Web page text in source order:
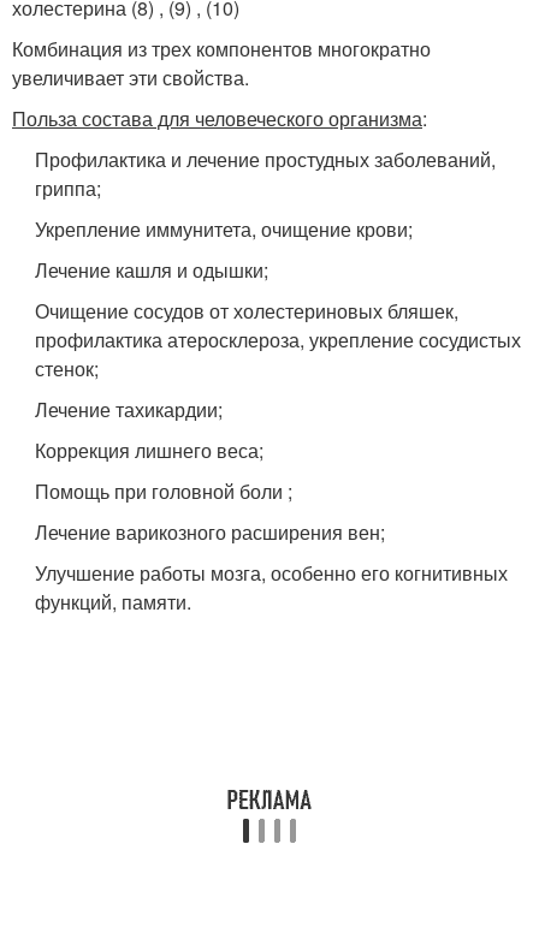
холестерина (8) , (9) , (10)
Комбинация из трех компонентов многократно
увеличивает эти свойства.
Польза состава для человеческого организма:
Профилактика и лечение простудных заболеваний,
гриппа;
Укрепление иммунитета, очищение крови;
Лечение кашля и одышки;
Очищение сосудов от холестериновых бляшек,
профилактика атеросклероза, укрепление сосудистых
стенок;
Лечение тахикардии;
Коррекция лишнего веса;
Помощь при головной боли ;
Лечение варикозного расширения вен;
Улучшение работы мозга, особенно его когнитивных
функций, памяти.